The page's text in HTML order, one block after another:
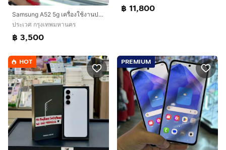
Samsung A52 5g เครื่องใช้งานปกติทุกอย่าง
ประเวศ กรุงเทพมหานคร
฿ 3,500
฿ 11,800
HOT PREMIUM